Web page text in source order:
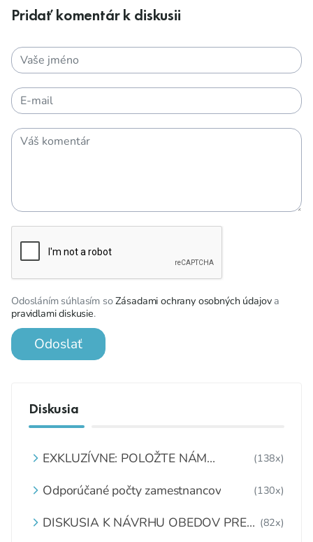
Pridať komentár k diskusii
Odosláním súhlasím soZásadami ochrany osobných údajova
pravidlami diskusie.
Odoslať
Diskusia
EXKLUZÍVNE: POLOŽTE NÁM
(138x)
Odporúčané počty zamestnancov (130x)
DISKUSIA K NÁVRHU OBEDOV PRE
(82x)